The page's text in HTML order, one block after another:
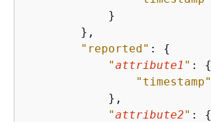
            }
        },
"reported" : {
"attribute1 " : {
"timestamp"
            },
"attribute2" : {